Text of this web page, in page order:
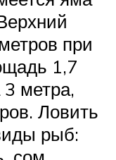
при
1,7
3 метра,
Ловить
рыб: